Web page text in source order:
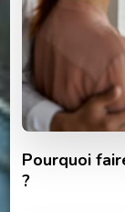
Pourquoi
?